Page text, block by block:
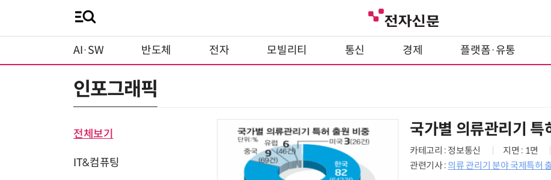
AI·SW 반도체 전자 모빌리티 통신 경제 플랫폼·유통
인포그래픽
전체보기
IT&컴퓨팅
국가별 의류관리기 특
카테고리 : 정보통신 지면 : 1면
관련기사 : 의류 관리기 분야 국제특허